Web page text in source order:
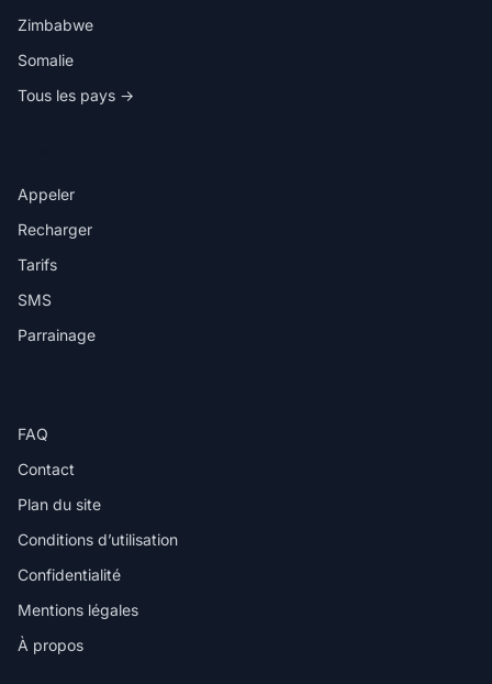
Zimbabwe
Somalie
Tous les pays →
Appeler
Recharger
Tarifs
SMS
Parrainage
FAQ
Contact
Plan du site
Conditions d’utilisation
Confidentialité
Mentions légales
À propos